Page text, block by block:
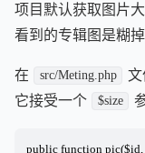
项目默认获取图片
看到的专辑图是糊
在 src/Meting.php 文
它接受一个
$size